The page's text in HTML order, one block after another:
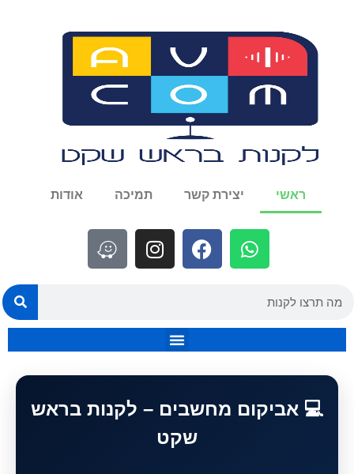
ראשי יצירת קשר תמיכה אודות
💻 אביקום מחשבים – לקנות בראש
שקט
סוגי המחשבים ו-MAC!